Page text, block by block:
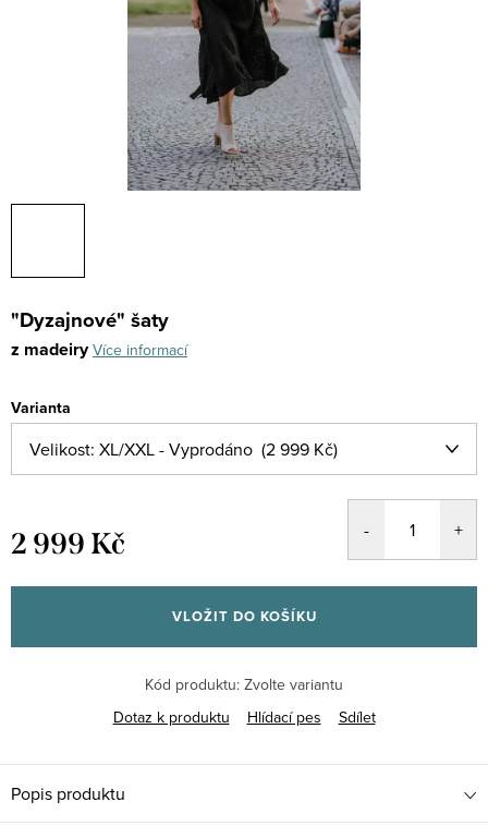
"Dyzajnové" šaty
z madeiry Více informací
Varianta
2 999 Kč
cena:
VLOŽIT DO KOŠÍKU
Kód produktu: Zvolte variantu
Dotaz k produktu
Hlídací pes Sdílet
Popis produktu